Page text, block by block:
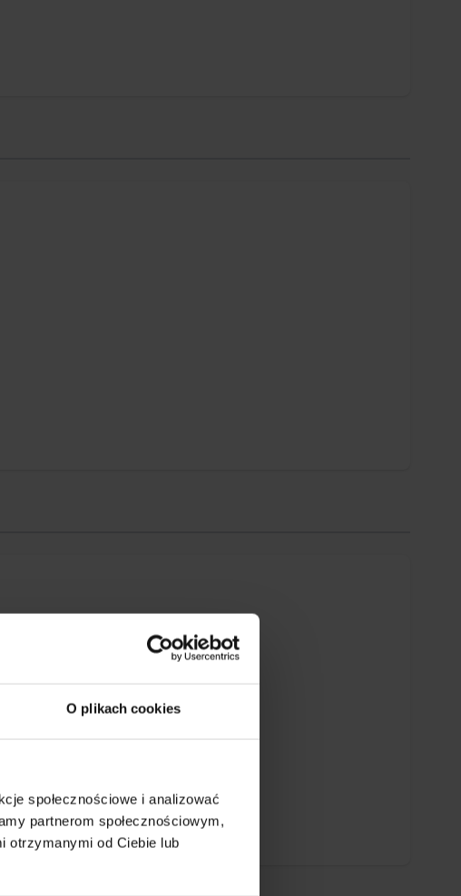
O plikach cookies
społecznościowe i analizować
partnerom społecznościowym,
otrzymanymi od Ciebie lub